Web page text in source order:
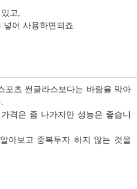
고,
어 사용하면되죠.
포츠 썬글라스보다는 바람을 막아
격은 좀 나가지만 성능은 좋습니
아보고 중복투자 하지 않는 것을